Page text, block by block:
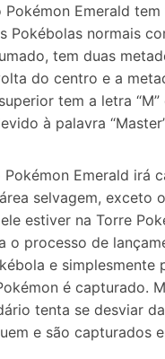
Pokémon Emerald
Pokébolas normais
tem duas
do centro e a
tem a letra “M”
à palavra
Pokémon Emerald irá
selvagem, exceto
estiver na Torre
o processo de
e simplesmente
é capturado.
tenta se desviar
e são capturados